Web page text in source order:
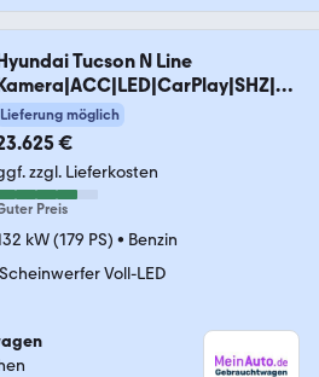
Tucson N Line
Lieferung möglich
€
zzgl. Lieferkosten
Preis
kW (179 PS) • Benzin
Scheinwerfer Voll-LED